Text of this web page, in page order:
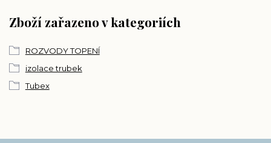
Zboží zařazeno v kategoriích
ROZVODY TOPENÍ
izolace trubek
Tubex